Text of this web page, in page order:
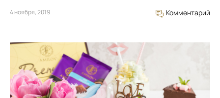
4 ноября, 2019 Комментарий